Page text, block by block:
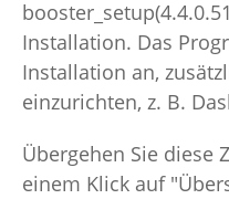
Installation. Das
Installation an,
einzurichten, z. B.
Übergehen Sie diese
einem Klick auf